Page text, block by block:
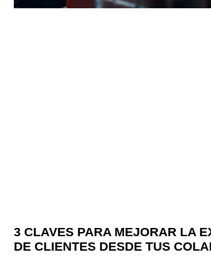
3 CLAVES PARA MEJORAR LA
DE CLIENTES DESDE TUS